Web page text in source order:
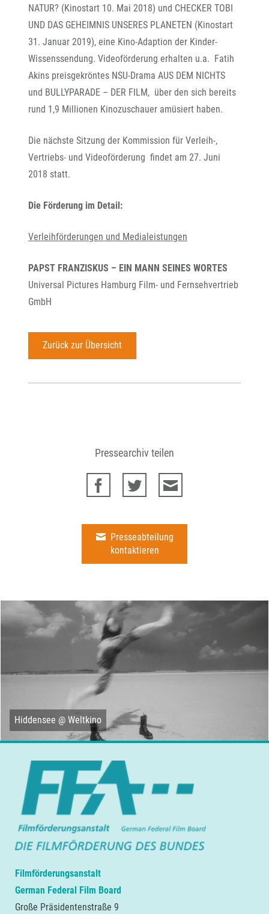
NATUR? (Kinostart 10. Mai 2018) und CHECKER TOBI
UND DAS GEHEIMNIS UNSERES PLANETEN (Kinostart
31. Januar 2019), eine Kino-Adaption der Kinder-
Wissenssendung. Videoförderung erhalten u.a. Fatih
Akins preisgekröntes NSU-Drama AUS DEM NICHTS
und BULLYPARADE – DER FILM, über den sich bereits
rund 1,9 Millionen Kinozuschauer amüsiert haben.
Die nächste Sitzung der Kommission für Verleih-,
Vertriebs- und Videoförderung findet am 27. Juni
2018 statt.
Die Förderung im Detail:
Verleihförderungen und Medialeistungen
PAPST FRANZISKUS – EIN MANN SEINES WORTES
Universal Pictures Hamburg Film- und Fernsehvertrieb
GmbH
Zurück zur Übersicht
Pressearchiv teilen
Presseabteilung
kontaktieren
Hiddensee @ Weltkino
Filmförderungsanstalt
German Federal Film Board
Große Präsidentenstraße 9